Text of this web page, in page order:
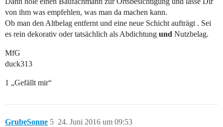
von ihm was empfehlen, was man da machen kann.
Ob man den Altbelag entfernt und eine neue Schicht aufträgt . Sei
es rein dekorativ oder tatsächlich als Abdichtung und Nutzbelag.
MfG
duck313
1 „Gefällt mir“
GrubeSonne 24. Juni 2016 um 09:53
5